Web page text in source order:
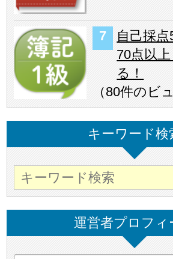
自己採点
70点以
る！
（80件のビ
キーワード検
運営者プロフィ